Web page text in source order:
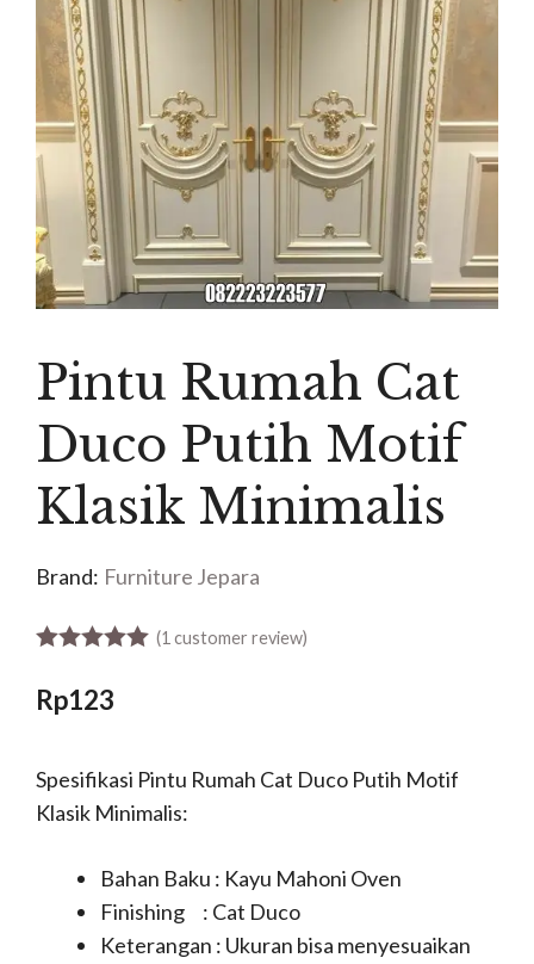
Pintu Rumah Cat
Duco Putih Motif
Klasik Minimalis
Brand: Furniture Jepara
(1 customer review)
Rp123
Spesifikasi Pintu Rumah Cat Duco Putih Motif
Klasik Minimalis:
Bahan Baku : Kayu Mahoni Oven
Finishing : Cat Duco
Keterangan : Ukuran bisa menyesuaikan